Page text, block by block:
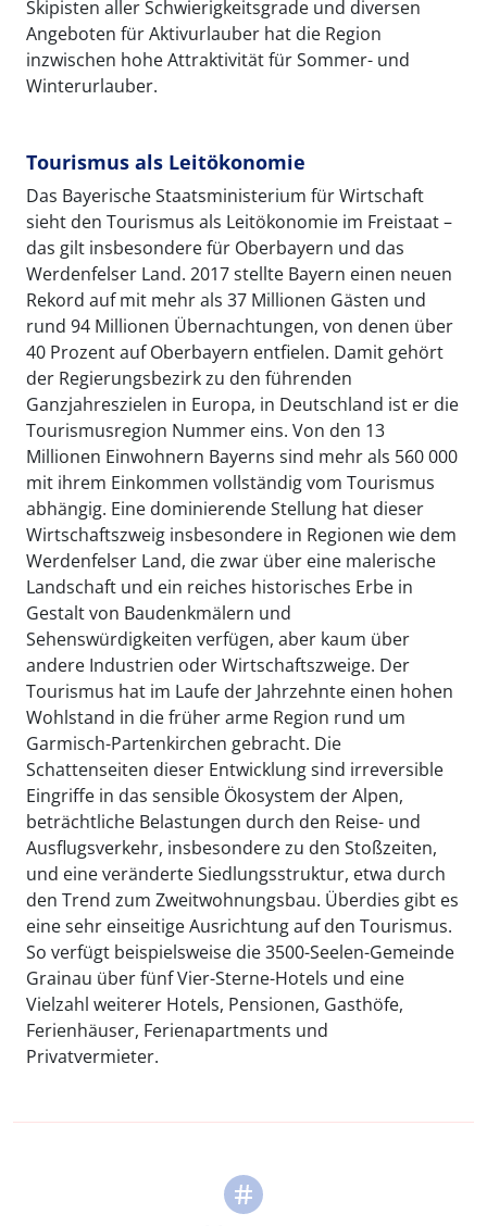
Skipisten aller Schwierigkeitsgrade und diversen
Angeboten für Aktivurlauber hat die Region
inzwischen hohe Attraktivität für Sommer- und
Winterurlauber.
Tourismus als Leitökonomie
Das Bayerische Staatsministerium für Wirtschaft
sieht den Tourismus als Leitökonomie im Freistaat –
das gilt insbesondere für Oberbayern und das
Werdenfelser Land. 2017 stellte Bayern einen neuen
Rekord auf mit mehr als 37 Millionen Gästen und
rund 94 Millionen Übernachtungen, von denen über
40 Prozent auf Oberbayern entfielen. Damit gehört
der Regierungsbezirk zu den führenden
Ganzjahreszielen in Europa, in Deutschland ist er die
Tourismusregion Nummer eins. Von den 13
Millionen Einwohnern Bayerns sind mehr als 560 000
mit ihrem Einkommen vollständig vom Tourismus
abhängig. Eine dominierende Stellung hat dieser
Wirtschaftszweig insbesondere in Regionen wie dem
Werdenfelser Land, die zwar über eine malerische
Landschaft und ein reiches historisches Erbe in
Gestalt von Baudenkmälern und
Sehenswürdigkeiten verfügen, aber kaum über
andere Industrien oder Wirtschaftszweige. Der
Tourismus hat im Laufe der Jahrzehnte einen hohen
Wohlstand in die früher arme Region rund um
Garmisch-Partenkirchen gebracht. Die
Schattenseiten dieser Entwicklung sind irreversible
Eingriffe in das sensible Ökosystem der Alpen,
beträchtliche Belastungen durch den Reise- und
Ausflugsverkehr, insbesondere zu den Stoßzeiten,
und eine veränderte Siedlungsstruktur, etwa durch
den Trend zum Zweitwohnungsbau. Überdies gibt es
eine sehr einseitige Ausrichtung auf den Tourismus.
So verfügt beispielsweise die 3500-Seelen-Gemeinde
Grainau über fünf Vier-Sterne-Hotels und eine
Vielzahl weiterer Hotels, Pensionen, Gasthöfe,
Ferienhäuser, Ferienapartments und
Privatvermieter.